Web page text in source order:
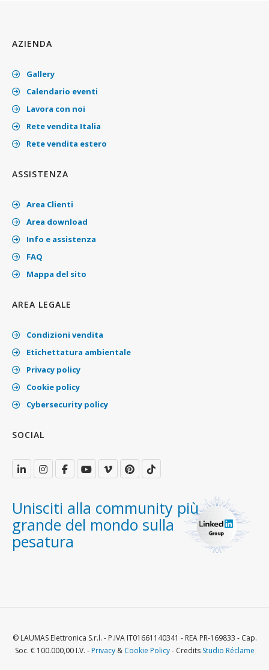
AZIENDA
Gallery
Calendario eventi
Lavora con noi
Rete vendita Italia
Rete vendita estero
ASSISTENZA
Area Clienti
Area download
Info e assistenza
FAQ
Mappa del sito
AREA LEGALE
Condizioni vendita
Etichettatura ambientale
Privacy policy
Cookie policy
Cybersecurity policy
SOCIAL
Unisciti alla community più
grande del mondo sulla
pesatura
© LAUMAS Elettronica S.r.l. - P.IVA IT01661140341 - REA PR-169833 - Cap.
Soc. € 100.000,00 I.V. -Privacy& Cookie Policy- Credits Studio Réclame